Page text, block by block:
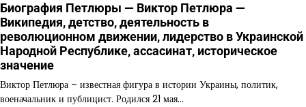
Биография Петлюры — Виктор Петлюра —
Википедия, детство, деятельность в
революционном движении, лидерство в Украинской
Народной Республике, ассасинат, историческое
значение
Виктор Петлюра – известная фигура в истории Украины, политик,
военачальник и публицист. Родился 21 мая…